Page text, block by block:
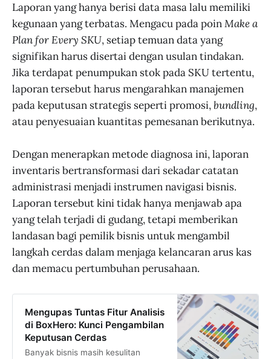
Laporan yang hanya berisi data masa lalu memiliki
kegunaan yang terbatas. Mengacu pada poinMake a
Plan for Every SKU, setiap temuan data yang
signifikan harus disertai dengan usulan tindakan.
Jika terdapat penumpukan stok pada SKU tertentu,
laporan tersebut harus mengarahkan manajemen
pada keputusan strategis seperti promosi,bundling,
atau penyesuaian kuantitas pemesanan berikutnya.
Dengan menerapkan metode diagnosa ini, laporan
inventaris bertransformasi dari sekadar catatan
administrasi menjadi instrumen navigasi bisnis.
Laporan tersebut kini tidak hanya menjawab apa
yang telah terjadi di gudang, tetapi memberikan
landasan bagi pemilik bisnis untuk mengambil
langkah cerdas dalam menjaga kelancaran arus kas
dan memacu pertumbuhan perusahaan.
Mengupas Tuntas Fitur Analisis
di BoxHero: Kunci Pengambilan
Keputusan Cerdas
Banyak bisnis masih kesulitan